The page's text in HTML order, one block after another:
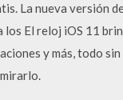
La nueva versión
los El reloj iOS 11
y más, todo